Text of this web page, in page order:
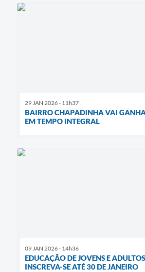
29 JAN 2026 - 11h37
BAIRRO CHAPADINHA VAI
EM TEMPO INTEGRAL
09 JAN 2026 - 14h36
EDUCAÇÃO DE JOVENS E
INSCREVA-SE ATÉ 30 DE JANEIRO